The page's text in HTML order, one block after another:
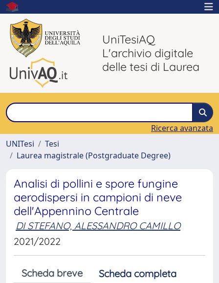
UniTesiAQ
L'archivio digitale
delle tesi di Laurea
Ricerca avanzata
UNITesi
Tesi
Laurea magistrale (Postgraduate Degree)
Analisi di pollini e spore fungine
aerodispersi in campioni di neve
dell'Appennino Centrale
DI STEFANO, ALESSANDRO CAMILLO
2021/2022
Scheda breve
Scheda completa